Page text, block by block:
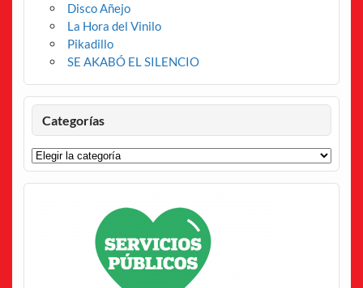
Disco Añejo
La Hora del Vinilo
Pikadillo
SE AKABÓ EL SILENCIO
Categorías
Categorías